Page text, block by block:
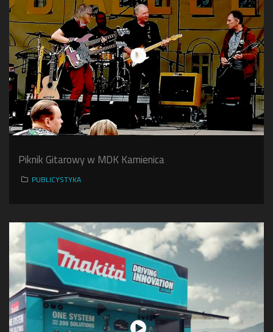
Piknik Gitarowy w MDK Kamienica
PUBLICYSTYKA